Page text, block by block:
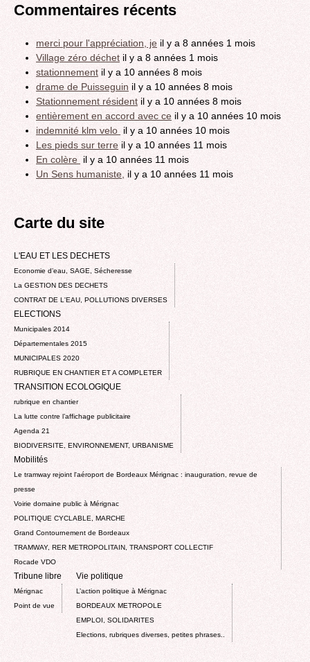
Commentaires récents
merci pour l'appréciation, je il y a 8 années 1 mois
Village zéro déchet il y a 8 années 1 mois
stationnement il y a 10 années 8 mois
drame de Puisseguin il y a 10 années 8 mois
Stationnement résident il y a 10 années 8 mois
entièrement en accord avec ce il y a 10 années 10 mois
indemnité klm velo il y a 10 années 10 mois
Les pieds sur terre il y a 10 années 11 mois
En colère
il y a 10 années 11 mois
Un Sens humaniste, il y a 10 années 11 mois
Carte du site
L'EAU ET LES DECHETS
Economie d’eau, SAGE, Sécheresse
La GESTION DES DECHETS
CONTRAT DE L'EAU, POLLUTIONS DIVERSES
ELECTIONS
Municipales 2014
Départementales 2015
MUNICIPALES 2020
RUBRIQUE EN CHANTIER ET A COMPLETER
TRANSITION ECOLOGIQUE
rubrique en chantier
La lutte contre l’affichage publicitaire
Agenda 21
BIODIVERSITE, ENVIRONNEMENT, URBANISME
Mobilités
Le tramway rejoint l'aéroport de Bordeaux Mérignac : inauguration, revue de
presse
Voirie domaine public à Mérignac
POLITIQUE CYCLABLE, MARCHE
Grand Contournement de Bordeaux
TRAMWAY, RER METROPOLITAIN, TRANSPORT COLLECTIF
Rocade VDO
Tribune libre
Mérignac
Point de vue
Vie politique
L’action politique à Mérignac
BORDEAUX METROPOLE
EMPLOI, SOLIDARITES
Elections, rubriques diverses, petites phrases..